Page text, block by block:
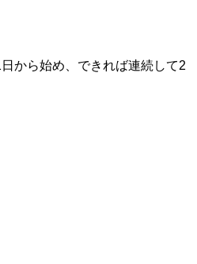
から始め、できれば連続して2